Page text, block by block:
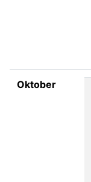
Oktober